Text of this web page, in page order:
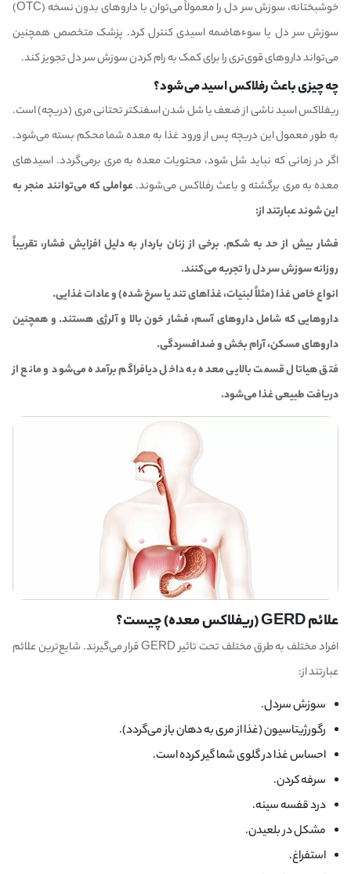
خوشبختانه، سوزش سر دل را معمولاً می‌توان با داروهای بدون نسخه (OTC)
سوزش سر دل یا سوءهاضمه اسیدی کنترل کرد. پزشک متخصص همچنین
می‌تواند داروهای قوی‌تری را برای کمک به رام کردن سوزش سر دل تجویز کند.
چه چیزی باعث رفلاکس اسید می‌شود؟
ریفلاکس اسید ناشی از ضعف یا شل شدن اسفنکتر تحتانی مری (دریچه) است.
به طور معمول این دریچه پس از ورود غذا به معده شما محکم بسته می‌شود.
اگر در زمانی که نباید شل شود، محتویات معده به مری برمی‌گردد. اسیدهای
معده به مری برگشته و باعث رفلاکس می‌شوند.عواملی که می‌توانند منجر به
این شوند عبارتند از:
فشار بیش از حد به شکم. برخی از زنان باردار به دلیل افزایش فشار، تقریباً
روزانه سوزش سر دل را تجربه می‌کنند.
انواع خاص غذا (مثلاً لبنیات، غذاهای تند یا سرخ شده) و عادات غذایی.
داروهایی که شامل داروهای آسم،فشار خون بالا و آلرژی هستند. و همچنین
داروهای مسکن، آرام بخش و ضدافسردگی.
فتق هیاتال قسمت بالایی معده به داخل دیافراگم برآمده می‌شود و مانع از
دریافت طبیعی غذا می‌شود.
علائم GERD (ریفلاکس معده) چیست؟
افراد مختلف به طرق مختلف تحت تاثیر GERD قرار می‌گیرند. شایع‌ترین علائم
عبارتند از:
سوزش سردل.
رگورژیتاسیون (غذا از مری به دهان باز می‌گردد).
احساس غذا در گلوی شما گیر کرده است.
سرفه کردن.
درد قفسه سینه.
مشکل در بلعیدن.
استفراغ.